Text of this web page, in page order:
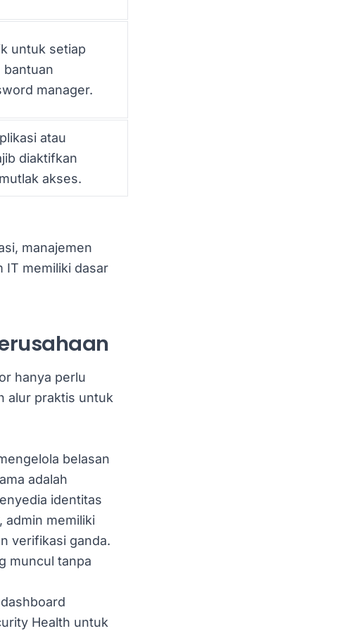
untuk setiap
bantuan
manager.
atau
diaktifkan
akses.
manajemen
IT memiliki dasar
hanya perlu
alur praktis untuk
belasan
adalah
identitas
admin memiliki
verifikasi ganda.
muncul tanpa
Health untuk